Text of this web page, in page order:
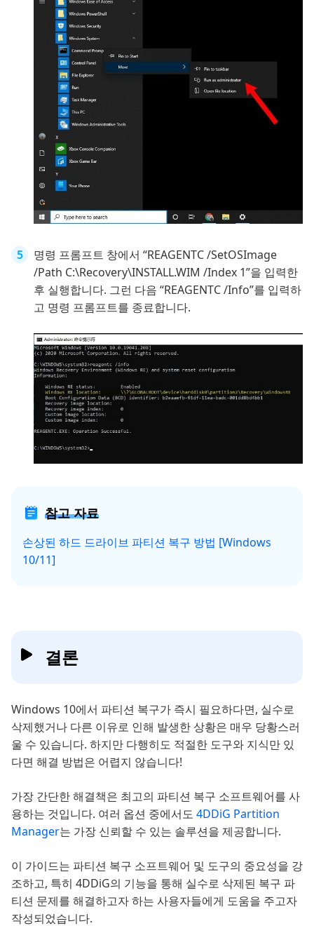
명령 프롬프트 창에서 “REAGENTC /SetOSImage
/Path C:\Recovery\INSTALL.WIM /Index 1”을 입력한
후 실행합니다. 그런 다음 “REAGENTC /Info”를 입력하
고 명령 프롬프트를 종료합니다.
참고 자료
손상된 하드 드라이브 파티션 복구 방법 [Windows
10/11]
결론
Windows 10에서 파티션 복구가 즉시 필요하다면, 실수로
삭제했거나 다른 이유로 인해 발생한 상황은 매우 당황스러
울 수 있습니다. 하지만 다행히도 적절한 도구와 지식만 있
다면 해결 방법은 어렵지 않습니다!
가장 간단한 해결책은 최고의 파티션 복구 소프트웨어를 사
용하는 것입니다. 여러 옵션 중에서도 4DDiG Partition
Manager는 가장 신뢰할 수 있는 솔루션을 제공합니다.
이 가이드는 파티션 복구 소프트웨어 및 도구의 중요성을 강
조하고, 특히 4DDiG의 기능을 통해 실수로 삭제된 복구 파
티션 문제를 해결하고자 하는 사용자들에게 도움을 주고자
작성되었습니다.